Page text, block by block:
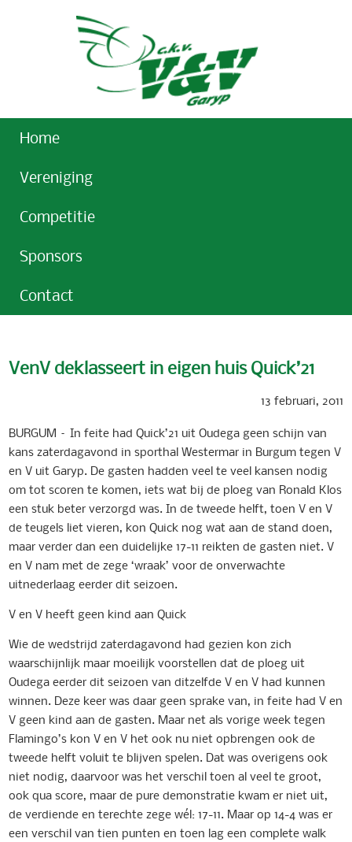
Home
Vereniging
Competitie
Sponsors
Contact
VenV deklasseert in eigen huis Quick’21
13 februari, 2011
BURGUM – In feite had Quick’21 uit Oudega geen schijn van
kans zaterdagavond in sporthal Westermar in Burgum tegen V
en V uit Garyp. De gasten hadden veel te veel kansen nodig
om tot scoren te komen, iets wat bij de ploeg van Ronald Klos
een stuk beter verzorgd was. In de tweede helft, toen V en V
de teugels liet vieren, kon Quick nog wat aan de stand doen,
maar verder dan een duidelijke 17-11 reikten de gasten niet. V
en V nam met de zege ‘wraak’ voor de onverwachte
uitnederlaag eerder dit seizoen.
V en V heeft geen kind aan Quick
Wie de wedstrijd zaterdagavond had gezien kon zich
waarschijnlijk maar moeilijk voorstellen dat de ploeg uit
Oudega eerder dit seizoen van ditzelfde V en V had kunnen
winnen. Deze keer was daar geen sprake van, in feite had V en
V geen kind aan de gasten. Maar net als vorige week tegen
Flamingo’s kon V en V het ook nu niet opbrengen ook de
tweede helft voluit te blijven spelen. Dat was overigens ook
niet nodig, daarvoor was het verschil toen al veel te groot,
ook qua score, maar de pure demonstratie kwam er niet uit,
de verdiende en terechte zege wél: 17-11. Maar op 14-4 was er
een verschil van tien punten en toen lag een complete walk